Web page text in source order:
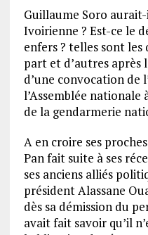
Guillaume Soro
Ivoirienne ? Est-ce le
enfers ? telles sont
part et d’autres
d’une convocation de
l’Assemblée nationale
de la gendarmerie
A en croire ses
Pan fait suite à ses
ses anciens alliés
président Alassane
dès sa démission du
avait fait savoir qu’il